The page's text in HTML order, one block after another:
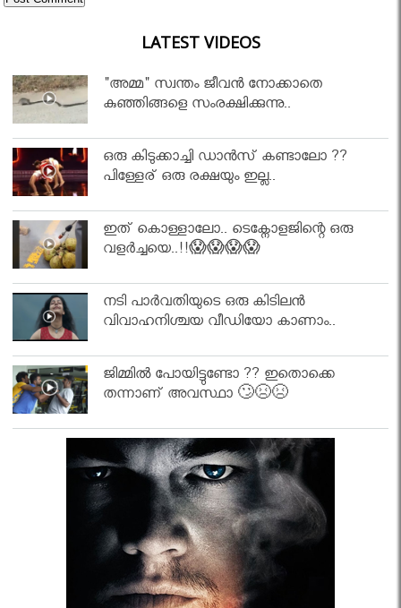
LATEST VIDEOS
"അമ്മ" സ്വന്തം ജീവൻ നോക്കാതെ
കുഞ്ഞിങ്ങളെ സംരക്ഷിക്കുന്നു..
ഒരു കിടുക്കാച്ചി ഡാൻസ് കണ്ടാലോ ??
പിള്ളേര് ഒരു രക്ഷയും ഇല്ല..
ഇത് കൊള്ളാലോ.. ടെക്നോളജിന്റെ ഒരു
വളർച്ചയെ..!!😱😱😱😱
നടി പാർവതിയുടെ ഒരു കിടിലൻ
വിവാഹനിശ്ചയ വീഡിയോ കാണാം..
ജിമ്മിൽ പോയിട്ടുണ്ടോ ?? ഇതൊക്കെ
തന്നാണ് അവസ്ഥാ 🙄😣😣